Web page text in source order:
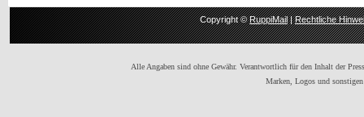
Copyright ©RuppiMail|Rechtliche
Alle Angaben sind ohne Gewähr. Verantwortlich für den Inhalt der
Marken, Logos und